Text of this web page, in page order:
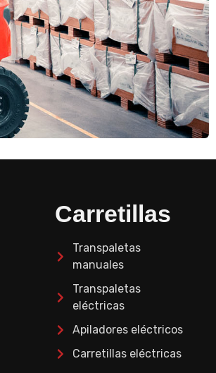
Carretillas
Transpaletas
manuales
Transpaletas
eléctricas
Apiladores eléctricos
Carretillas eléctricas